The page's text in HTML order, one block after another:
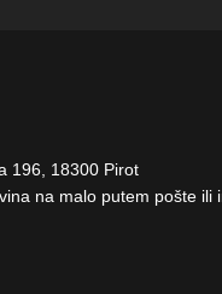
196, 18300 Pirot
na malo putem pošte ili